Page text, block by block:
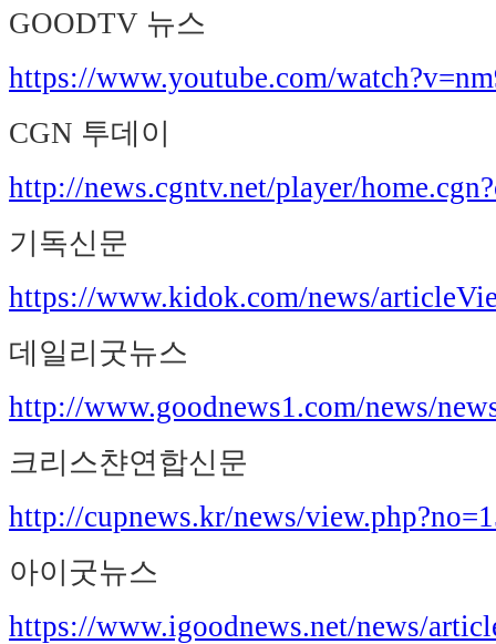
GOODTV 뉴스
https://www.youtube.com/
CGN 투데이
http://news.cgntv.net/player/
기독신문
https://www.kidok.com/news/
데일리굿뉴스
http://www.goodnews1.com/news/
크리스챤연합신문
http://cupnews.kr/news/
아이굿뉴스
https://www.igoodnews.net/news/